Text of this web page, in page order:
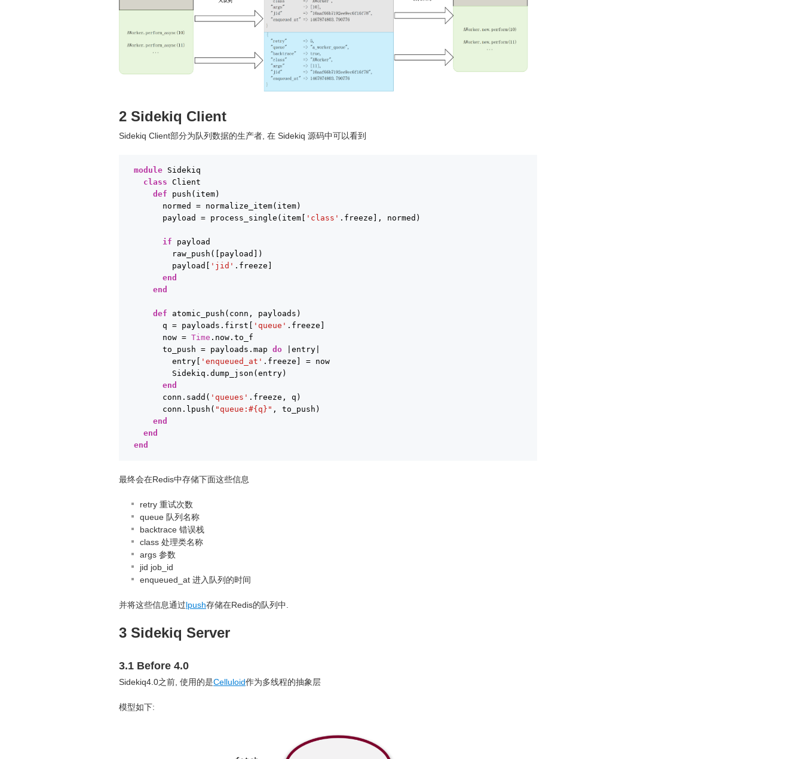
2 Sidekiq Client
Sidekiq Client部分为队列数据的生产者, 在 Sidekiq 源码中可以看到
module Sidekiq
class
Client
def
push(item)
normed = normalize_item(item)
payload = process_single(item[
'class' .freeze], normed)
if
payload
raw_push([payload])
payload[
'jid' .freeze]
end
end
def
atomic_push(conn, payloads)
q = payloads.first[
'queue' .freeze]
now = Time .now.to_f
to_push = payloads.map do
|entry|
entry[
'enqueued_at' .freeze] = now
Sidekiq.dump_json(entry)
end
conn.sadd( 'queues' .freeze, q)
conn.lpush( "queue:#{q}" , to_push)
end
end
end
最终会在Redis中存储下面这些信息
retry 重试次数
queue 队列名称
backtrace 错误栈
class 处理类名称
args 参数
jid job_id
enqueued_at 进入队列的时间
并将这些信息通过lpush存储在Redis的队列中.
3 Sidekiq Server
3.1 Before 4.0
Sidekiq4.0之前, 使用的是Celluloid作为多线程的抽象层
模型如下: